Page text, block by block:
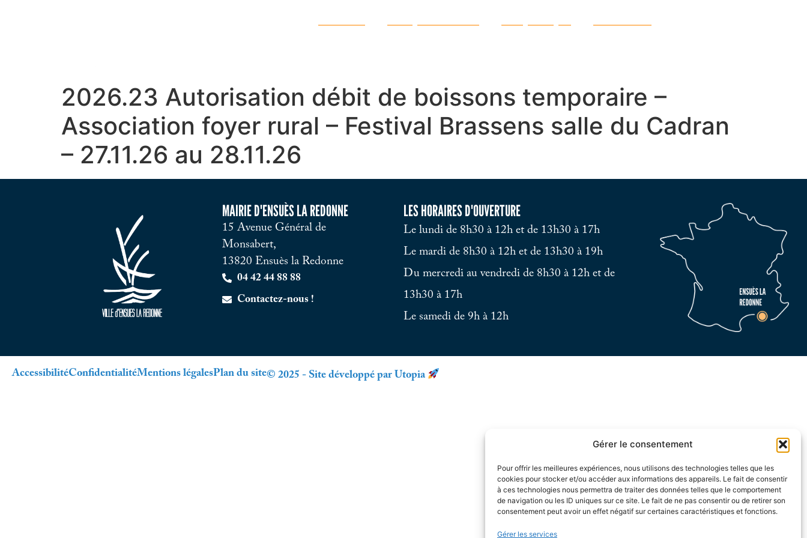
Gérer le consentement
Pour offrir les meilleures expériences, nous utilisons des technologies telles que les
cookies pour stocker et/ou accéder aux informations des appareils. Le fait de consentir
à ces technologies nous permettra de traiter des données telles que le comportement
de navigation ou les ID uniques sur ce site. Le fait de ne pas consentir ou de retirer son
consentement peut avoir un effet négatif sur certaines caractéristiques et fonctions.
Gérer les services
2026.23 Autorisation débit de boissons temporaire –
Association foyer rural – Festival Brassens salle du Cadran
– 27.11.26 au 28.11.26
MAIRIE D'ENSUÈS LA REDONNE
15 Avenue Général de
Monsabert,
13820 Ensuès la Redonne
04 42 44 88 88
Contactez-nous !
LES HORAIRES D'OUVERTURE
Le lundi de 8h30 à 12h et de 13h30 à 17h
Le mardi de 8h30 à 12h et de 13h30 à 19h
Du mercredi au vendredi de 8h30 à 12h et de
13h30 à 17h
Le samedi de 9h à 12h
AccessibilitéConfidentialitéMentions légalesPlan du site© 2025 - Site développé par Utopia